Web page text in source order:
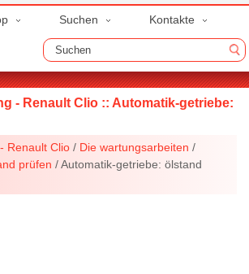
Suchen Kontakte
- Renault Clio :: Automatik-getriebe:
Renault Clio / Die wartungsarbeiten /
prüfen / Automatik-getriebe: ölstand